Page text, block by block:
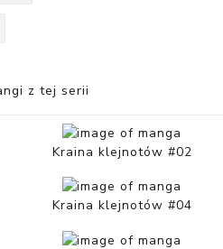
z tej serii
Kraina klejnotów #02
Kraina klejnotów #04